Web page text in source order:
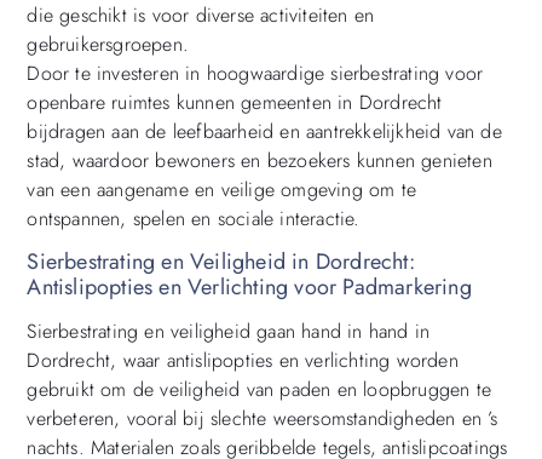
die geschikt is voor diverse activiteiten en
gebruikersgroepen.
Door te investeren in hoogwaardige sierbestrating voor
openbare ruimtes kunnen gemeenten in Dordrecht
bijdragen aan de leefbaarheid en aantrekkelijkheid van de
stad, waardoor bewoners en bezoekers kunnen genieten
van een aangename en veilige omgeving om te
ontspannen, spelen en sociale interactie.
Sierbestrating en Veiligheid in Dordrecht:
Antislipopties en Verlichting voor Padmarkering
Sierbestrating en veiligheid gaan hand in hand in
Dordrecht, waar antislipopties en verlichting worden
gebruikt om de veiligheid van paden en loopbruggen te
verbeteren, vooral bij slechte weersomstandigheden en ’s
nachts. Materialen zoals geribbelde tegels, antislipcoatings